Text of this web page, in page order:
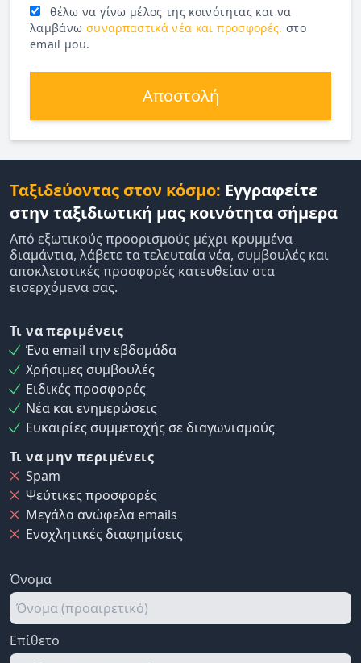
θέλω να γίνω μέλος της κοινότητας και να
λαμβάνω συναρπαστικά νέα και προσφορές. στο
email μου.
Αποστολή
Ταξιδεύοντας στον κόσμο: Εγγραφείτε
στην ταξιδιωτική μας κοινότητα σήμερα
Από εξωτικούς προορισμούς μέχρι κρυμμένα
διαμάντια, λάβετε τα τελευταία νέα, συμβουλές και
αποκλειστικές προσφορές κατευθείαν στα
εισερχόμενα σας.
Τι να περιμένεις
Ένα email την εβδομάδα
Χρήσιμες συμβουλές
Ειδικές προσφορές
Νέα και ενημερώσεις
Ευκαιρίες συμμετοχής σε διαγωνισμούς
Τι να μην περιμένεις
Spam
Ψεύτικες προσφορές
Μεγάλα ανώφελα emails
Ενοχλητικές διαφημίσεις
Όνομα
Επίθετο